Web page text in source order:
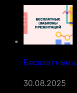
Бесплатные
30.08.2025